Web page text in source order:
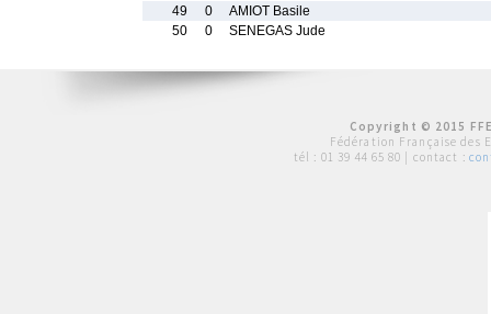
49
0
AMIOT Basile
50
0 SENEGAS Jude
Copyright © 2015
Fédération Française des
tél : 01 39 44 65 80 | contact :